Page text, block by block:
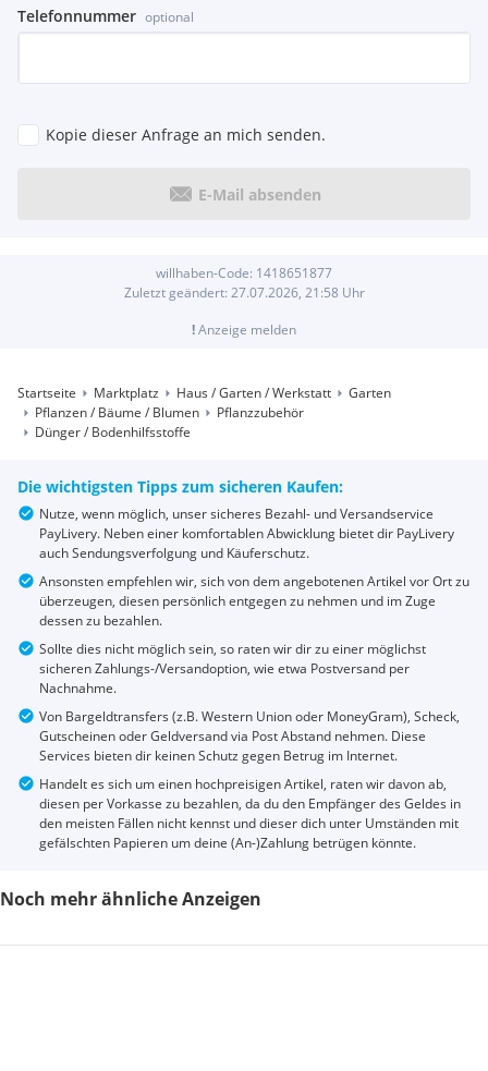
Telefonnummer optional
Kopie dieser Anfrage an mich senden.
E-Mail absenden
willhaben-Code: 1418651877
Zuletzt geändert: 27.07.2026, 21:58 Uhr
!Anzeige melden
Startseite Marktplatz Haus / Garten / Werkstatt
Garten
Pflanzen / Bäume / Blumen
Pflanzzubehör
Dünger / Bodenhilfsstoffe
Die wichtigsten Tipps zum sicheren Kaufen:
Nutze, wenn möglich, unser sicheres Bezahl- und Versandservice
PayLivery. Neben einer komfortablen Abwicklung bietet dir PayLivery
auch Sendungsverfolgung und Käuferschutz.
Ansonsten empfehlen wir, sich von dem angebotenen Artikel vor Ort zu
überzeugen, diesen persönlich entgegen zu nehmen und im Zuge
dessen zu bezahlen.
Sollte dies nicht möglich sein, so raten wir dir zu einer möglichst
sicheren Zahlungs-/Versandoption, wie etwa Postversand per
Nachnahme.
Von Bargeldtransfers (z.B. Western Union oder MoneyGram), Scheck,
Gutscheinen oder Geldversand via Post Abstand nehmen. Diese
Services bieten dir keinen Schutz gegen Betrug im Internet.
Handelt es sich um einen hochpreisigen Artikel, raten wir davon ab,
diesen per Vorkasse zu bezahlen, da du den Empfänger des Geldes in
den meisten Fällen nicht kennst und dieser dich unter Umständen mit
gefälschten Papieren um deine (An-)Zahlung betrügen könnte.
Noch mehr ähnliche Anzeigen